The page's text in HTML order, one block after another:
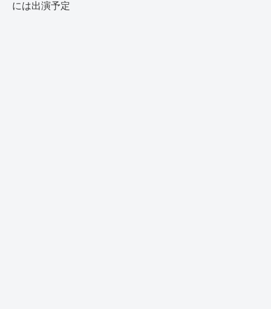
には出演予定